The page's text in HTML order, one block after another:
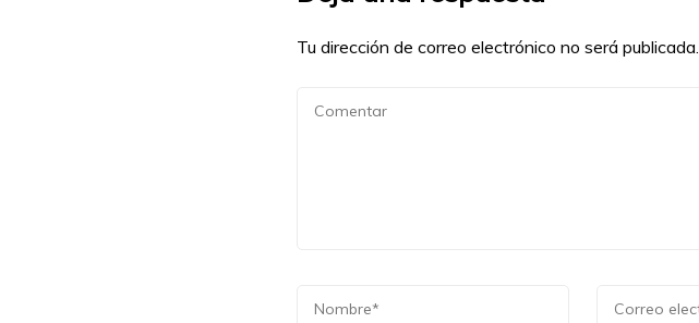
Tu dirección de correo electrónico no será publicada.